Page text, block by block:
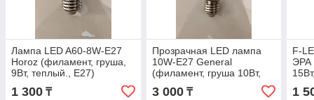
Лампа LED A60-8W-E27
Horoz (филамент, груша,
9Вт, теплый., Е27)
1 300 ₸
Прозрачная LED лампа
10W-E27 General
(филамент, груша 10Вт,
нейтр., Е27)
3 000₸
F-
ЭРА
1